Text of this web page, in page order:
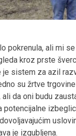
pokrenula, ali mi
kroz prste
sistem za azil
su žrtve
da oni budu
potencijalne
je izgubljena.